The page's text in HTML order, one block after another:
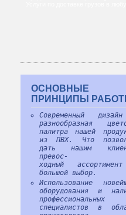
ОСНОВНЫЕ
ПРИНЦИПЫ
Современный
разнообразная
палитра нашей
из ПВХ. Что
дать нашим
превос-
ходный
большой выбор.
Использование
оборудования и
профессиональных
специалистов в